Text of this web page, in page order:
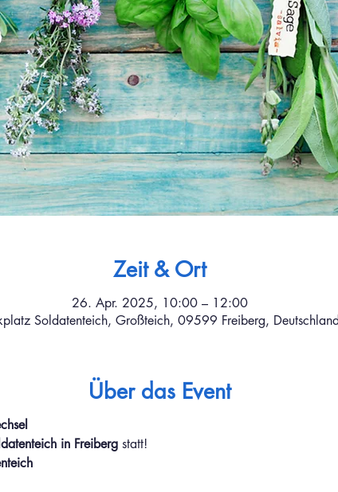
Zeit & Ort
26. Apr. 2025, 10:00 – 12:00
Soldatenteich, Großteich, 09599 Freiberg,
Über das Event
in Freiberg statt!